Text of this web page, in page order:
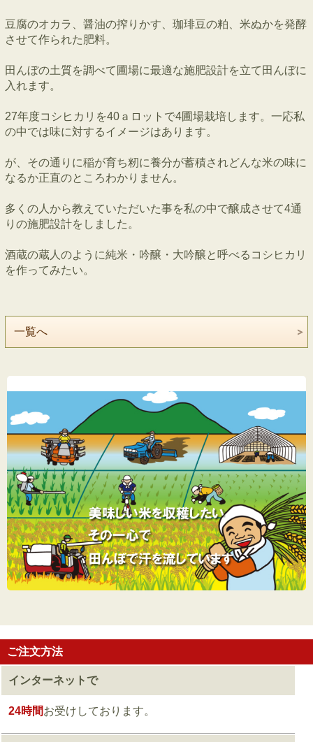
豆腐のオカラ、醤油の搾りかす、珈琲豆の粕、米ぬかを発酵
させて作られた肥料。
田んぼの土質を調べて圃場に最適な施肥設計を立て田んぼに
入れます。
27年度コシヒカリを40ａロットで4圃場栽培します。一応私
の中では味に対するイメージはあります。
が、その通りに稲が育ち籾に養分が蓄積されどんな米の味に
なるか正直のところわかりません。
多くの人から教えていただいた事を私の中で醸成させて4通
りの施肥設計をしました。
酒蔵の蔵人のように純米・吟醸・大吟醸と呼べるコシヒカリ
を作ってみたい。
一覧へ
ご注文方法
インターネットで
24時間お受けしております。